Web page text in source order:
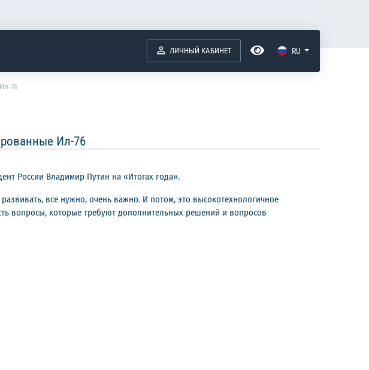
ЛИЧНЫЙ КАБИНЕТ RU
76
Ил-76
России Владимир Путин на «Итогах года».
все нужно, очень важно. И потом, это высокотехнологичное
вопросы, которые требуют дополнительных решений и вопросов